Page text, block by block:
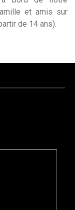
et amis sur
de 14 ans).